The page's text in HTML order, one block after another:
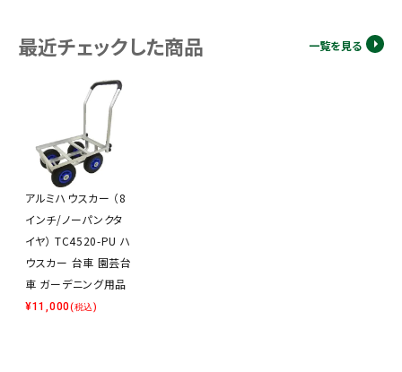
最近チェックした商品 一覧を見る
アルミハウスカー （8
インチ/ノーパンクタ
イヤ） TC4520-PU ハ
ウスカー 台車 園芸台
車 ガーデニング用品
¥11,000(税込)